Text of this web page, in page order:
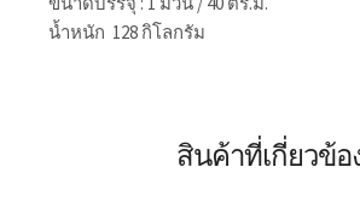
น้ำหนัก 128 กิโลกรัม
สินค้าที่เกี่ยวข้อ